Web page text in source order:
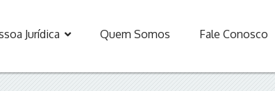
Jurídica Quem Somos Fale Conosco